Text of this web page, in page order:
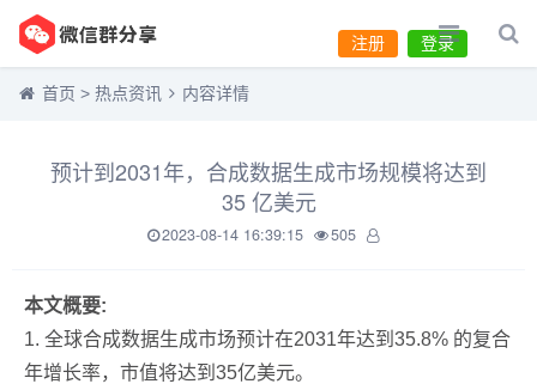
登录
注册
首页 > 热点资讯 内容详情
预计到2031年，合成数据生成市场规模将达到
35 亿美元
2023-08-14 16:39:15 505
本文概要:
1. 全球合成数据生成市场预计在2031年达到35.8% 的复合
年增长率，市值将达到35亿美元。